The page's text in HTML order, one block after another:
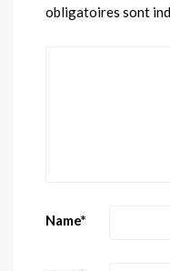
obligatoires sont
Name*